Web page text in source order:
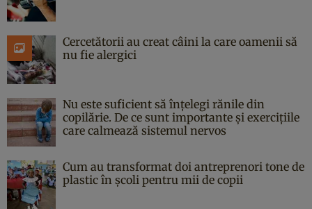
Cercetătorii au creat câini la care oamenii să
nu fie alergici
Nu este suficient să înțelegi rănile din
copilărie. De ce sunt importante și exercițiile
care calmează sistemul nervos
Cum au transformat doi antreprenori tone de
plastic în școli pentru mii de copii